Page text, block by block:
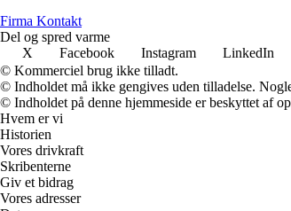
Firma Kontakt
Del og spred varme
X
Facebook Instagram LinkedIn
© Kommerciel brug ikke tilladt.
© Indholdet må ikke gengives uden tilladelse.
© Indholdet på denne hjemmeside er beskyttet af
Hvem er vi
Historien
Vores drivkraft
Skribenterne
Giv et bidrag
Vores adresser